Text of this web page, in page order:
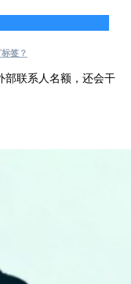
签？
部联系人名额，还会干